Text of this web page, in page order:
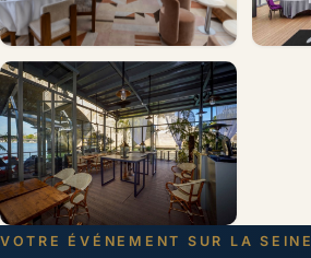
VOTRE ÉVÉNEMENT SUR LA SEINE